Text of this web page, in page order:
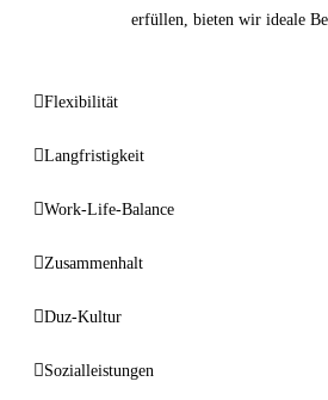
erfüllen, bieten wir ideale
Flexibilität
Langfristigkeit
Work-Life-Balance
Zusammenhalt
Duz-Kultur
Sozialleistungen